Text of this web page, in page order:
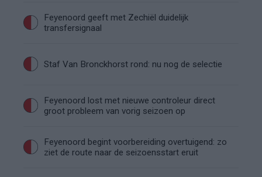
Feyenoord geeft met Zechiël duidelijk
transfersignaal
Staf Van Bronckhorst rond: nu nog de selectie
Feyenoord lost met nieuwe controleur direct
groot probleem van vorig seizoen op
Feyenoord begint voorbereiding overtuigend: zo
ziet de route naar de seizoensstart eruit